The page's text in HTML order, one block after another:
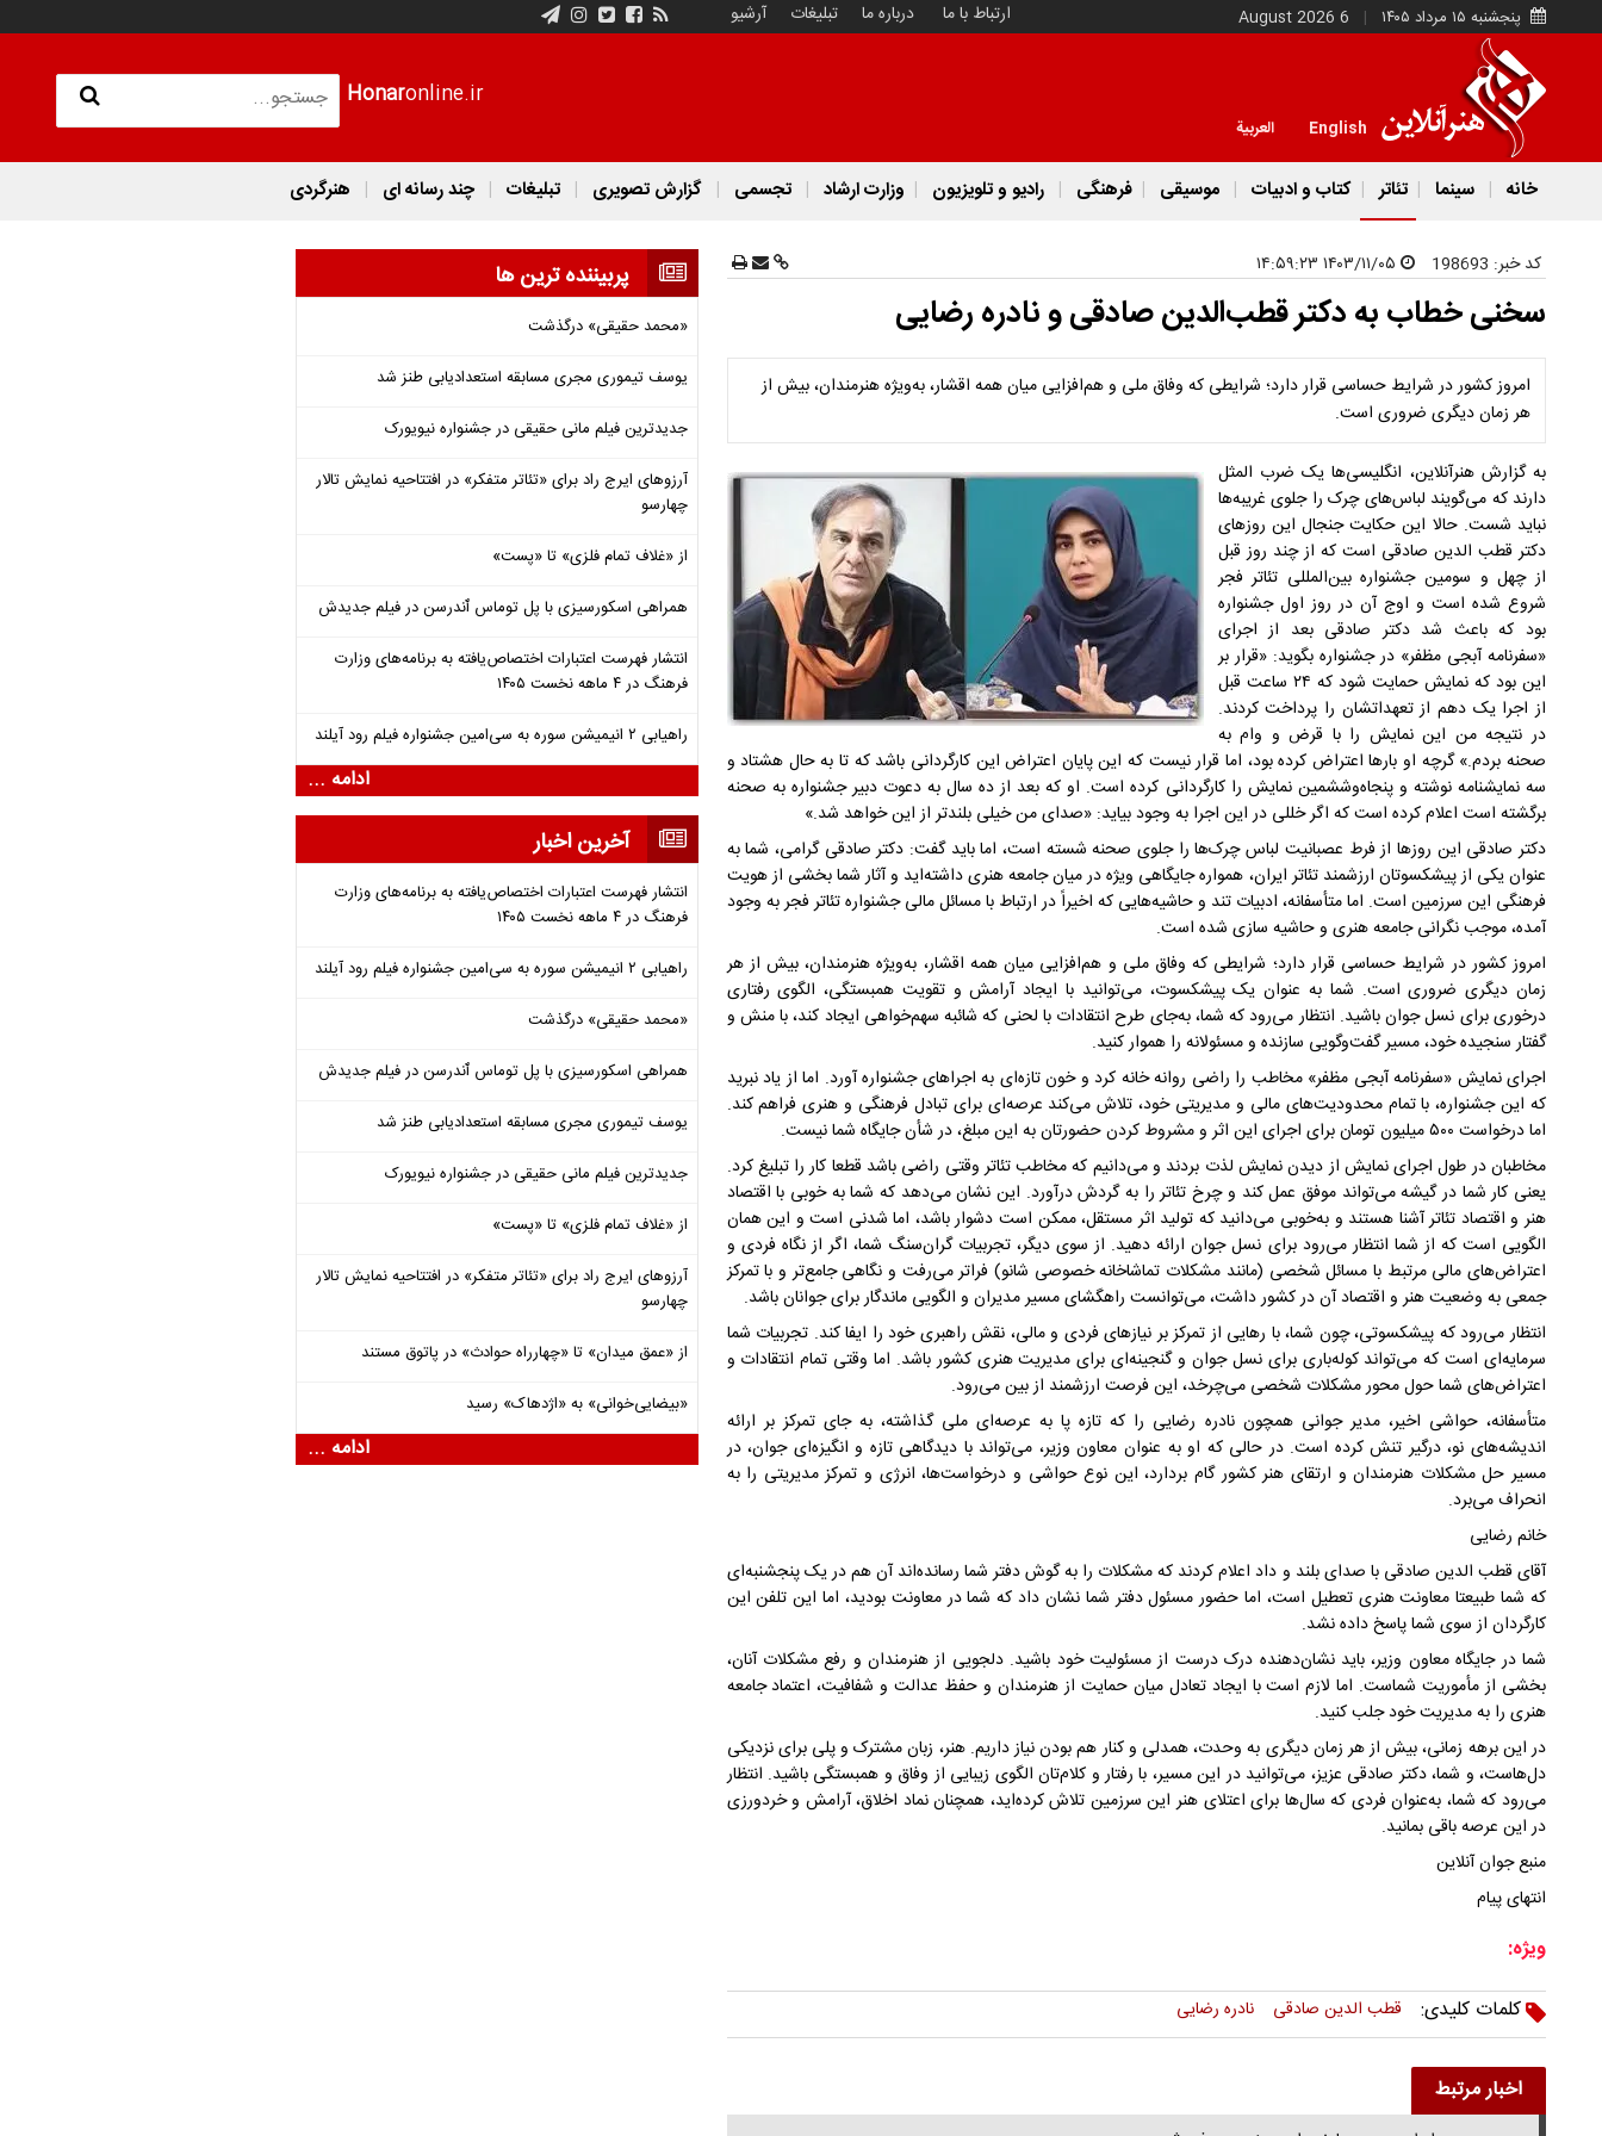
پنجشنبه ۱۵ مرداد ۱۴۰۵ 6 August 2026 ارتباط با ما درباره ما تبلیغات آرشیو
Honaronline.ir
English العربية
خانه سینما تئاتر کتاب و ادبیات موسیقی فرهنگی رادیو و تلویزیون وزارت ارشاد تجسمی گزارش تصویری تبلیغات چند رسانه ای هنرگردی
کد خبر: 198693
سخنی خطاب به دکتر قطب‌الدین صادقی و نادره رضایی
امروز کشور در شرایط حساسی قرار دارد؛ شرایطی که وفاق ملی و هم‌افزایی میان همه اقشار، به‌ویژه هنرمندان، بیش از
هر زمان دیگری ضروری است.
به گزارش هنرآنلاین، انگلیسی‌ها یک ضرب المثل
دارند که می‌گویند لباس‌های چرک را جلوی غریبه‌ها
نباید شست. حالا این حکایت جنجال این روز‌های
دکتر قطب الدین صادقی است که از چند روز قبل
از چهل و سومین جشنواره بین‌المللی تئاتر فجر
شروع شده است و اوج آن در روز اول جشنواره
بود که باعث شد دکتر صادقی بعد از اجرای
«سفرنامه آبجی مظفر» در جشنواره بگوید: «قرار بر
این بود که نمایش حمایت شود که ۲۴ ساعت قبل
از اجرا یک دهم از تعهداتشان را پرداخت کردند.
در نتیجه من این نمایش را با قرض و وام به
صحنه بردم.» گرچه او بار‌ها اعتراض کرده بود، اما قرار نیست که این پایان اعتراض این کارگردانی باشد که تا به حال هشتاد و
سه نمایشنامه نوشته و پنجاه‌وششمین نمایش را کارگردانی کرده است. او که بعد از ده سال به دعوت دبیر جشنواره به صحنه
برگشته است اعلام کرده است که اگر خللی در این اجرا به وجود بیاید: «صدای من خیلی بلندتر از این خواهد شد.»
دکتر صادقی این روز‌ها از فرط عصبانیت لباس چرک‌ها را جلوی صحنه شسته است، اما باید گفت: دکتر صادقی گرامی، شما به
عنوان یکی از پیشکسوتان ارزشمند تئاتر ایران، همواره جایگاهی ویژه در میان جامعه هنری داشته‌اید و آثار شما بخشی از هویت
فرهنگی این سرزمین است. اما متأسفانه، ادبیات تند و حاشیه‌هایی که اخیراً در ارتباط با مسائل مالی جشنواره تئاتر فجر به وجود
آمده، موجب نگرانی جامعه هنری و حاشیه سازی شده است.
امروز کشور در شرایط حساسی قرار دارد؛ شرایطی که وفاق ملی و هم‌افزایی میان همه اقشار، به‌ویژه هنرمندان، بیش از هر
زمان دیگری ضروری است. شما به عنوان یک پیشکسوت، می‌توانید با ایجاد آرامش و تقویت همبستگی، الگوی رفتاری
درخوری برای نسل جوان باشید. انتظار می‌رود که شما، به‌جای طرح انتقادات با لحنی که شائبه سهم‌خواهی ایجاد کند، با منش و
گفتار سنجیده خود، مسیر گفت‌وگویی سازنده و مسئولانه را هموار کنید.
اجرای نمایش «سفرنامه آبجی مظفر» مخاطب را راضی روانه خانه کرد و خون تازه‌ای به اجرا‌های جشنواره آورد. اما از یاد نبرید
که این جشنواره، با تمام محدودیت‌های مالی و مدیریتی خود، تلاش می‌کند عرصه‌ای برای تبادل فرهنگی و هنری فراهم کند.
اما درخواست ۵۰۰ میلیون تومان برای اجرای این اثر و مشروط کردن حضورتان به این مبلغ، در شأن جایگاه شما نیست.
مخاطبان در طول اجرای نمایش از دیدن نمایش لذت بردند و می‌دانیم که مخاطب تئاتر وقتی راضی باشد قطعا کار را تبلیغ کرد.
یعنی کار شما در گیشه می‌تواند موفق عمل کند و چرخ تئاتر را به گردش در‌آورد. این نشان می‌دهد که شما به خوبی با اقتصاد
هنر و اقتصاد تئاتر آشنا هستند و به‌خوبی می‌دانید که تولید اثر مستقل، ممکن است دشوار باشد، اما شدنی است و این همان
الگویی است که از شما انتظار می‌رود برای نسل جوان ارائه دهید. از سوی دیگر، تجربیات گران‌سنگ شما، اگر از نگاه فردی و
اعتراض‌های مالی مرتبط با مسائل شخصی (مانند مشکلات تماشاخانه خصوصی شانو) فراتر می‌رفت و نگاهی جامع‌تر و با تمرکز
جمعی به وضعیت هنر و اقتصاد آن در کشور داشت، می‌توانست راهگشای مسیر مدیران و الگویی ماندگار برای جوانان باشد.
انتظار می‌رود که پیشکسوتی، چون شما، با رهایی از تمرکز بر نیاز‌های فردی و مالی، نقش راهبری خود را ایفا کند. تجربیات شما
سرمایه‌ای است که می‌تواند کوله‌باری برای نسل جوان و گنجینه‌ای برای مدیریت هنری کشور باشد. اما وقتی تمام انتقادات و
اعتراض‌های شما حول محور مشکلات شخصی می‌چرخد، این فرصت ارزشمند از بین می‌رود.
متأسفانه، حواشی اخیر، مدیر جوانی همچون نادره رضایی را که تازه پا به عرصه‌ای ملی گذاشته، به جای تمرکز بر ارائه
اندیشه‌های نو، درگیر تنش کرده است. در حالی که او به عنوان معاون وزیر، می‌تواند با دیدگاهی تازه و انگیزه‌ای جوان، در
مسیر حل مشکلات هنرمندان و ارتقای هنر کشور گام بردارد، این نوع حواشی و درخواست‌ها، انرژی و تمرکز مدیریتی را به
انحراف می‌برد.
خانم رضایی
آقای قطب الدین صادقی با صدای بلند و داد اعلام کردند که مشکلات را به گوش دفتر شما رسانده‌اند آن هم در یک پنجشنبه‌ای
که شما طبیعتا معاونت هنری تعطیل است، اما حضور مسئول دفتر شما نشان داد که شما در معاونت بودید، اما این تلفن این
کارگردان از سوی شما پاسخ داده نشد.
شما در جایگاه معاون وزیر، باید نشان‌دهنده درک درست از مسئولیت خود باشید. دلجویی از هنرمندان و رفع مشکلات آنان،
بخشی از مأموریت شماست. اما لازم است با ایجاد تعادل میان حمایت از هنرمندان و حفظ عدالت و شفافیت، اعتماد جامعه
هنری را به مدیریت خود جلب کنید.
در این برهه زمانی، بیش از هر زمان دیگری به وحدت، همدلی و کنار هم بودن نیاز داریم. هنر، زبان مشترک و پلی برای نزدیکی
دل‌هاست، و شما، دکتر صادقی عزیز، می‌توانید در این مسیر، با رفتار و کلام‌تان الگوی زیبایی از وفاق و همبستگی باشید. انتظار
می‌رود که شما، به‌عنوان فردی که سال‌ها برای اعتلای هنر این سرزمین تلاش کرده‌اید، همچنان نماد اخلاق، آرامش و خردورزی
در این عرصه باقی بمانید.
منبع جوان آنلاین
انتهای پیام
ویژه:
کلمات کلیدی:
قطب الدین صادقی نادره رضایی
اخبار مرتبط
پربیننده ترین ها
«محمد حقیقی» درگذشت
یوسف تیموری مجری مسابقه استعدادیابی طنز شد
جدیدترین فیلم مانی حقیقی در جشنواره نیویورک
آرزوهای ایرج راد برای «تئاتر متفکر» در افتتاحیه نمایش تالار
چهارسو
از «غلاف تمام فلزی» تا «پست»
همراهی اسکورسیزی با پل توماس ٱندرسن در فیلم جدیدش
انتشار فهرست اعتبارات اختصاص‌یافته به برنامه‌های وزارت
فرهنگ در ۴ ماهه نخست ۱۴۰۵
راهیابی ۲ انیمیشن سوره به سی‌امین جشنواره فیلم رود آیلند
ادامه ...
آخرین اخبار
انتشار فهرست اعتبارات اختصاص‌یافته به برنامه‌های وزارت
فرهنگ در ۴ ماهه نخست ۱۴۰۵
راهیابی ۲ انیمیشن سوره به سی‌امین جشنواره فیلم رود آیلند
«محمد حقیقی» درگذشت
همراهی اسکورسیزی با پل توماس ٱندرسن در فیلم جدیدش
یوسف تیموری مجری مسابقه استعدادیابی طنز شد
جدیدترین فیلم مانی حقیقی در جشنواره نیویورک
از «غلاف تمام فلزی» تا «پست»
آرزوهای ایرج راد برای «تئاتر متفکر» در افتتاحیه نمایش تالار
چهارسو
از «عمق میدان» تا «چهارراه حوادث» در پاتوق مستند
«بیضایی‌خوانی» به «اژدهاک» رسید
ادامه ...